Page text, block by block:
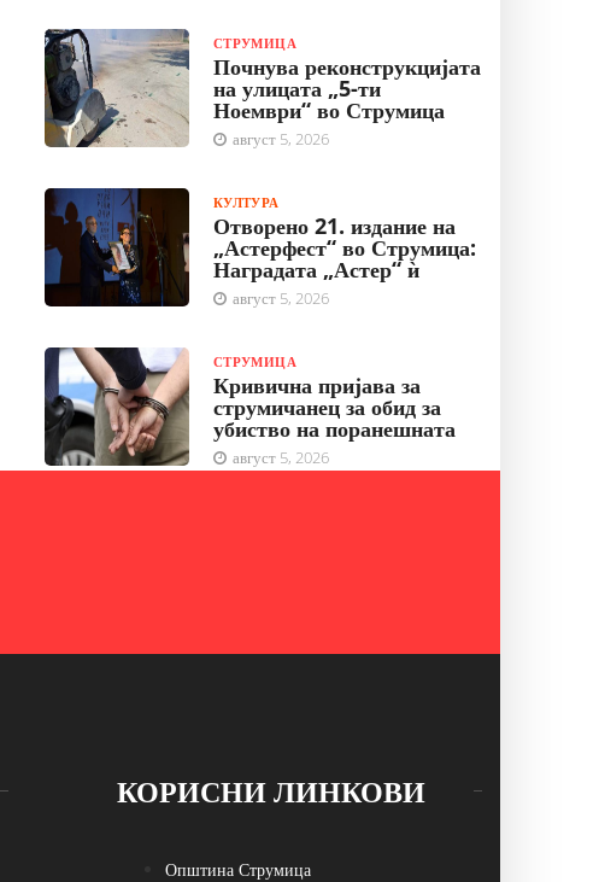
СТРУМИЦА
Почнува реконструкцијата
на улицата „5-ти
Ноември“ во Струмица
август 5, 2026
КУЛТУРА
Отворено 21. издание на
„Астерфест“ во Струмица:
Наградата „Астер“ ѝ
август 5, 2026
СТРУМИЦА
Кривична пријава за
струмичанец за обид за
убиство на поранешната
август 5, 2026
КОРИСНИ ЛИНКОВИ
Општина Струмица